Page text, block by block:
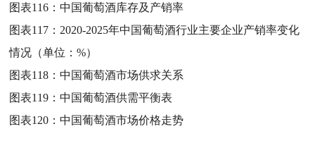
图表116：中国葡萄酒库存及产销率
图表117： 2020-2025年中国葡萄酒行业主要企业产销率变化
情况（单位：%）
图表118：中国葡萄酒市场供求关系
图表119：中国葡萄酒供需平衡表
图表120：中国葡萄酒市场价格走势